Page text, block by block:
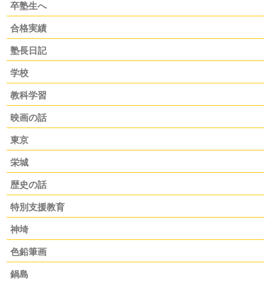
卒塾生へ
合格実績
塾長日記
学校
教科学習
映画の話
東京
栄城
歴史の話
特別支援教育
神埼
色鉛筆画
鍋島